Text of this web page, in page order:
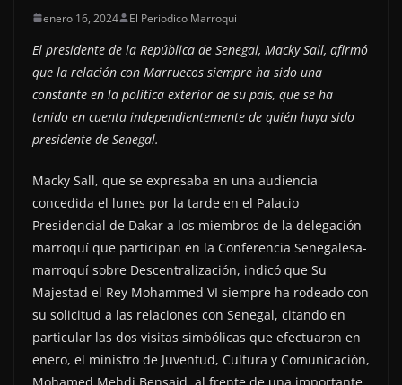
enero 16, 2024 El Periodico Marroqui
El presidente de la República de Senegal, Macky Sall, afirmó
que la relación con Marruecos siempre ha sido una
constante en la política exterior de su país, que se ha
tenido en cuenta independientemente de quién haya sido
presidente de Senegal.
Macky Sall, que se expresaba en una audiencia
concedida el lunes por la tarde en el Palacio
Presidencial de Dakar a los miembros de la delegación
marroquí que participan en la Conferencia Senegalesa-
marroquí sobre Descentralización, indicó que Su
Majestad el Rey Mohammed VI siempre ha rodeado con
su solicitud a las relaciones con Senegal, citando en
particular las dos visitas simbólicas que efectuaron en
enero, el ministro de Juventud, Cultura y Comunicación,
Mohamed Mehdi Bensaid, al frente de una importante